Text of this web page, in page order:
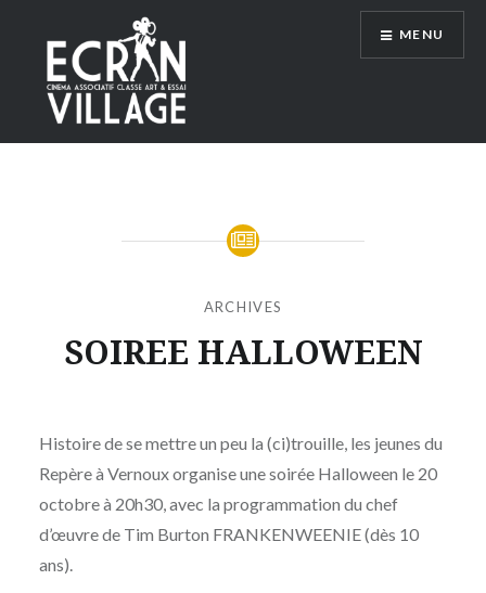
contenu
principal
ÉCRAN VILLAGE
MENU
ARCHIVES
SOIREE HALLOWEEN
MOÏSE
MAIGRET
OCTOBRE
2025
Histoire de se mettre un peu la (ci)trouille, les jeunes du
Repère à Vernoux organise une soirée Halloween le 20
octobre à 20h30, avec la programmation du chef
d’œuvre de Tim Burton FRANKENWEENIE (dès 10
ans).